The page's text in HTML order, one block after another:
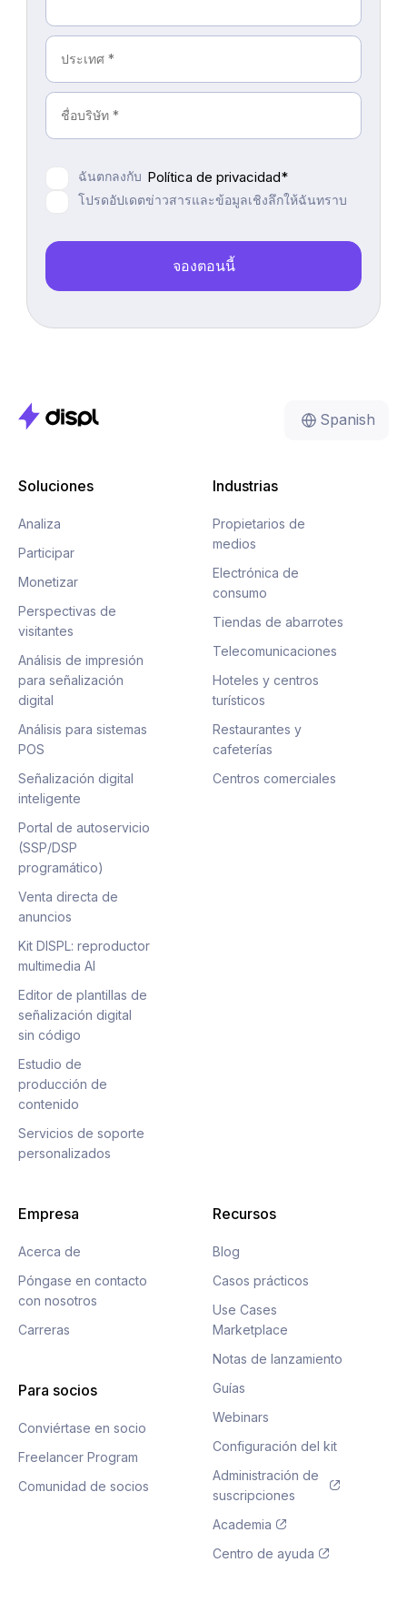
ฉันตกลงกับ Política de privacidad*
โปรดอัปเดตข่าวสารและข้อมูลเชิงลึกให้ฉันทราบ
Spanish
Soluciones
Analiza
Participar
Monetizar
Perspectivas de
visitantes
Análisis de impresión
para señalización
digital
Análisis para sistemas
POS
Señalización digital
inteligente
Portal de autoservicio
(SSP/DSP
programático)
Venta directa de
anuncios
Kit DISPL: reproductor
multimedia AI
Editor de plantillas de
señalización digital
sin código
Estudio de
producción de
contenido
Servicios de soporte
personalizados
Industrias
Propietarios de
medios
Electrónica de
consumo
Tiendas de abarrotes
Telecomunicaciones
Hoteles y centros
turísticos
Restaurantes y
cafeterías
Centros comerciales
Empresa
Acerca de
Póngase en contacto
con nosotros
Carreras
Para socios
Conviértase en socio
Freelancer Program
Comunidad de socios
Recursos
Blog
Casos prácticos
Use Cases
Marketplace
Notas de lanzamiento
Guías
Webinars
Configuración del kit
Administración de
suscripciones
Academia
Centro de ayuda